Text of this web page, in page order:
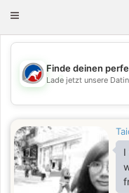
Toggle
💖
Finde deinen
Lade jetzt unsere
I